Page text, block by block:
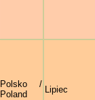
Polsko /
Poland
Lipiec